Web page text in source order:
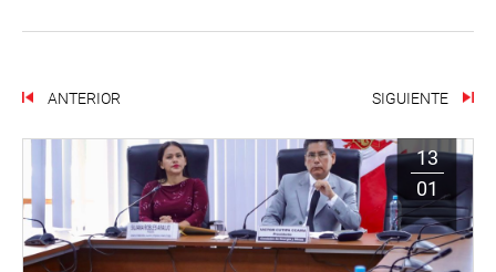
ANTERIOR SIGUIENTE
13
01